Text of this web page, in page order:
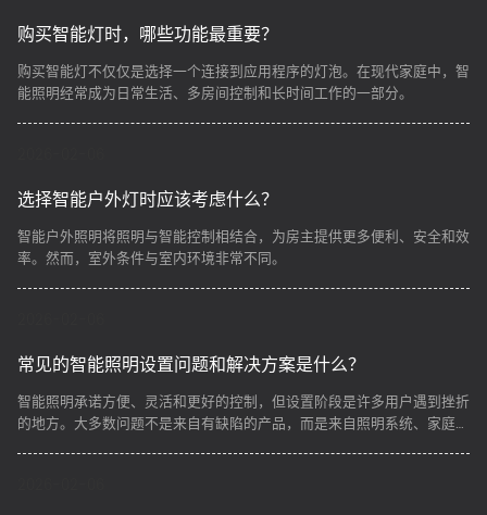
购买智能灯时，哪些功能最重要？
​购买智能灯不仅仅是选择一个连接到应用程序的灯泡。在现代家庭中，智
能照明经常成为日常生活、多房间控制和长时间工作的一部分。
选择智能户外灯时应该考虑什么？
​智能户外照明将照明与智能控制相结合，为房主提供更多便利、安全和效
率。然而，室外条件与室内环境非常不同。
常见的智能照明设置问题和解决方案是什么？
​智能照明承诺方便、灵活和更好的控制，但设置阶段是许多用户遇到挫折
的地方。大多数问题不是来自有缺陷的产品，而是来自照明系统、家庭环